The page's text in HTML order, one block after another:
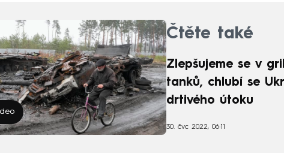
Čtěte také
Zlepšujeme se v
tanků, chlubí se
drtivého útoku
30. čvc 2022, 06:11